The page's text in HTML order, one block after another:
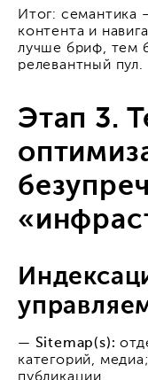
Итог: семантика
контента и
лучше бриф, тем
релевантный пул.
Этап 3.
— Sitemap(s):
категорий,